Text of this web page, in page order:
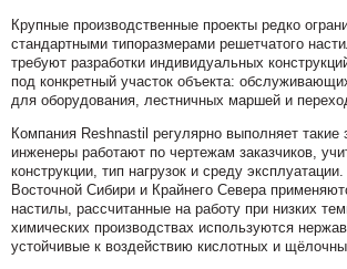
Крупные производственные проекты редко
стандартными типоразмерами решетчатого
требуют разработки индивидуальных
под конкретный участок объекта:
для оборудования, лестничных маршей и
Компания Reshnastil регулярно выполняет
инженеры работают по чертежам заказчиков,
конструкции, тип нагрузок и среду
Восточной Сибири и Крайнего Севера
настилы, рассчитанные на работу при низких
химических производствах используются
устойчивые к воздействию кислотных и